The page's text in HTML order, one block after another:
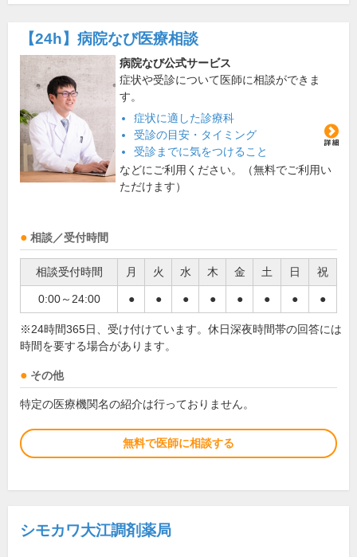
【24h】 病院なび医療相談
病院なび公式サービス
症状や受診について医師に相談ができま
す。
症状に適した診療科
受診の目安・タイミング
受診までに気をつけること
などにご利用ください。（無料でご利用い
ただけます）
相談／受付時間
相談受付時間 月 火 水 木 金 土 日 祝
0:00～24:00 ● ● ● ● ● ● ● ●
※24時間365日、受け付けています。休日深夜時間帯の回答には
時間を要する場合があります。
その他
特定の医療機関名の紹介は行っておりません。
無料で医師に相談する
シモカワ大江調剤薬局